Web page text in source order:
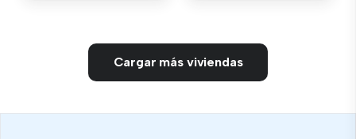
Cargar más viviendas